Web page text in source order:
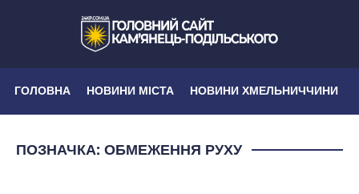
ГОЛОВНА НОВИНИ МІСТА НОВИНИ ХМЕЛЬНИЧЧИНИ
ПОЗНАЧКА: ОБМЕЖЕННЯ РУХУ